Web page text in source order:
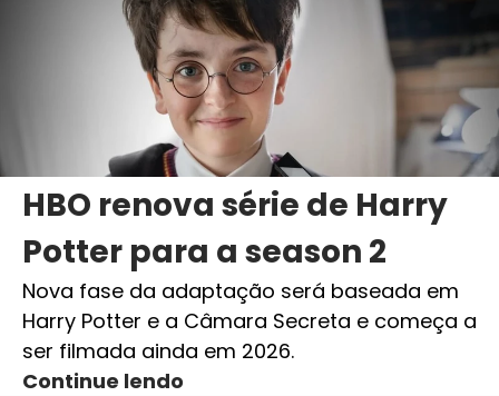
HBO renova série de Harry
Potter para a season 2
Nova fase da adaptação será baseada em
Harry Potter e a Câmara Secreta e começa a
ser filmada ainda em 2026.
Continue lendo